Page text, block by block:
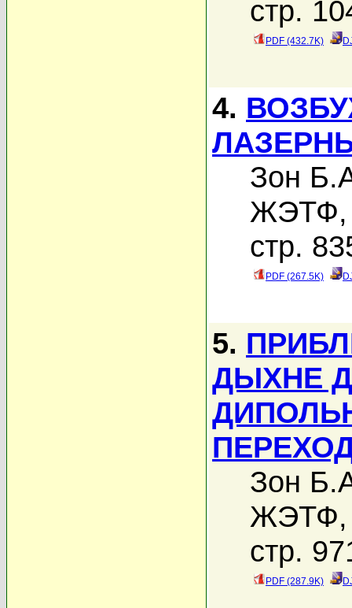
стр.
PDF (432.7K)
4.
Зон
ЖЭТФ,
стр.
PDF (267.5K)
5.
ДЫХНЕ
Зон
ЖЭТФ,
стр.
PDF (287.9K)